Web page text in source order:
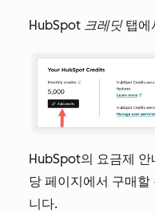
HubSpot 크레딧탭에
HubSpot의 요금제 안
당 페이지에서 구매
니다.